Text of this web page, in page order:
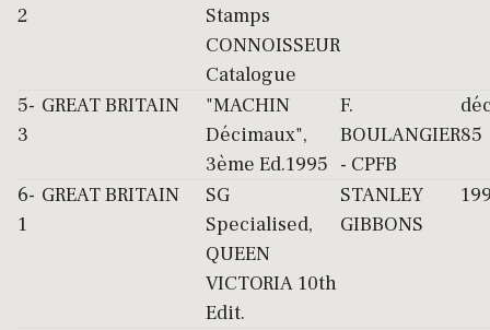
2
Stamps
CONNOISSEUR
Catalogue
5-
3
GREAT BRITAIN
"MACHIN
Décimaux",
3ème Ed.1995
F.
BOULANGIER
- CPFB
85
6-
1
GREAT BRITAIN
SG
Specialised,
QUEEN
VICTORIA 10th
Edit.
STANLEY
GIBBONS